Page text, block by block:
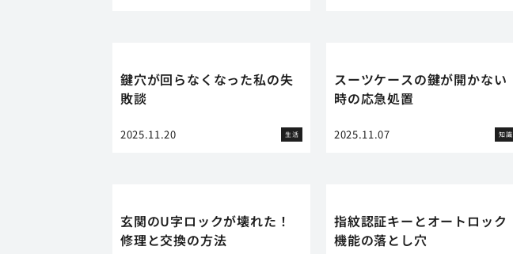
鍵穴が回らなくなった私の失
敗談
2025.11.20 生活
スーツケースの鍵が開かない
時の応急処置
2025.11.07 知識
玄関のU字ロックが壊れた！
修理と交換の方法
指紋認証キーとオートロック
機能の落とし穴